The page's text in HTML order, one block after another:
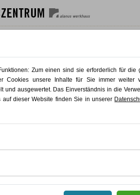
Kunsthistorikerin M.A.
Zum einen sind sie erforderlich für die
unsere Inhalte für Sie immer weiter
und ausgewertet. Das Einverständnis in die
dieser Website finden Sie in unserer